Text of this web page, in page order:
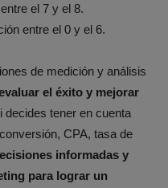
el 7 y el 8.
entre el 0 y el 6.
de medición y análisis
el éxito y mejorar
decides tener en cuenta
CPA, tasa de
informadas y
para lograr un